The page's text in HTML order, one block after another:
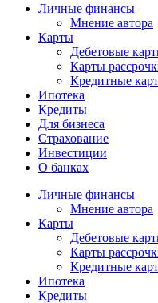
Личные финансы
Мнение автора
Карты
Дебетовые
Карты
Кредитные
Ипотека
Кредиты
Для бизнеса
Страхование
Инвестиции
О банках
Личные финансы
Мнение автора
Карты
Дебетовые
Карты
Кредитные
Ипотека
Кредиты